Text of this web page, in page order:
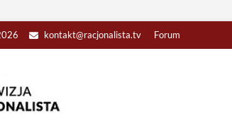
kontakt@racjonalista.tv Forum